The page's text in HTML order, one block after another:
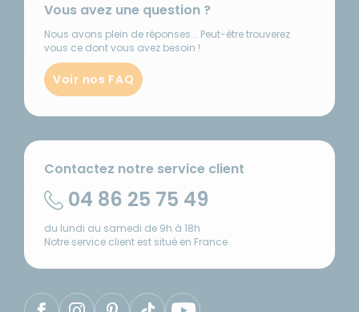
Vous avez une question ?
Nous avons plein de réponses... Peut-être trouverez
vous ce dont vous avez besoin !
Voir nos FAQ
Contactez notre service client
04 86 25 75 49
du lundi au samedi de 9h à 18h
Notre service client est situé en France